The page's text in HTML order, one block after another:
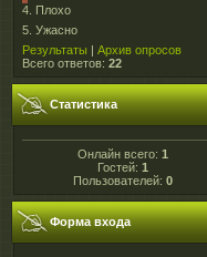
4. Плохо
5. Ужасно
Результаты | Архив опросов
Всего ответов: 22
Статистика
Онлайн всего: 1
Гостей: 1
Пользователей: 0
Форма входа